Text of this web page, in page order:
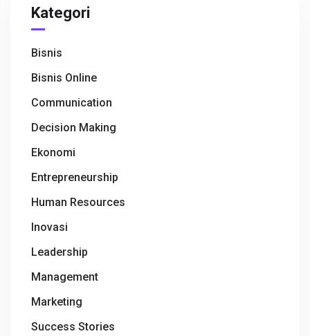
Kategori
Bisnis
Bisnis Online
Communication
Decision Making
Ekonomi
Entrepreneurship
Human Resources
Inovasi
Leadership
Management
Marketing
Success Stories